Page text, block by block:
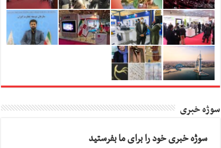
سوژه خبری
سوژه خبری خود را برای ما بفرستید